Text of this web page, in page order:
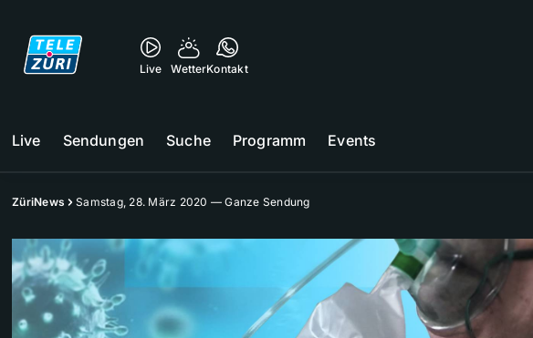
Live WetterKontakt
Live Sendungen Suche Programm Events
ZüriNews Samstag, 28. März 2020 — Ganze Sendung